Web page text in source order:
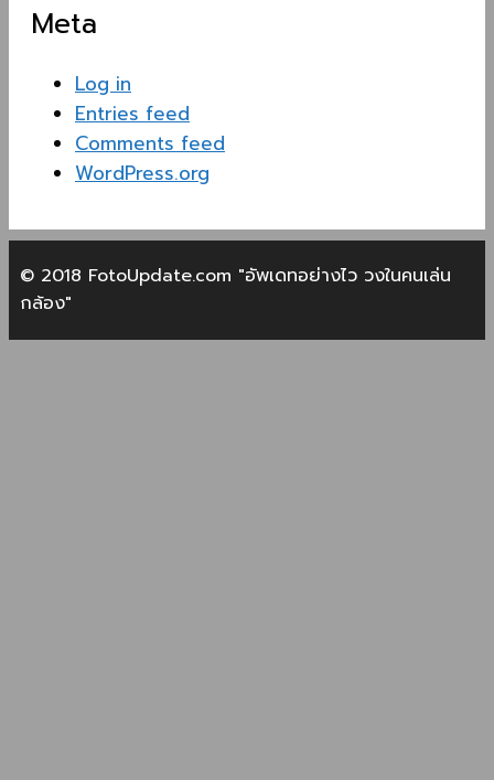
Meta
Log in
Entries feed
Comments feed
WordPress.org
© 2018 FotoUpdate.com "อัพเดทอย่างไว วงในคนเล่น
กล้อง"